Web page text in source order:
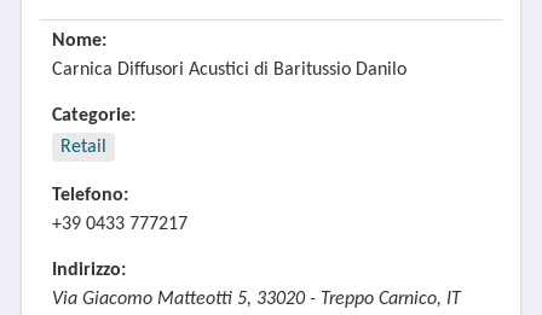
Nome:
Carnica Diffusori Acustici di Baritussio Danilo
Categorie:
Retail
Telefono:
+39 0433 777217
Indirizzo:
Via Giacomo Matteotti 5, 33020 - Treppo Carnico, IT